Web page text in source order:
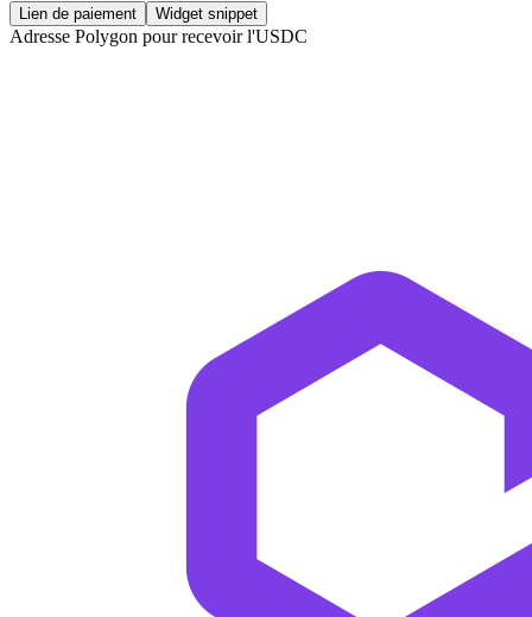
Lien de paiement Widget snippet
Adresse Polygon pour recevoir l'USDC